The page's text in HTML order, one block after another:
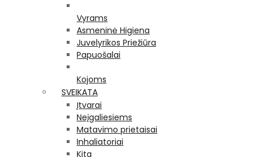
Vyrams
Asmeninė Higiena
Juvelyrikos Priežiūra
Papuošalai
Kojoms
SVEIKATA
Įtvarai
Neįgaliesiems
Matavimo prietaisai
Inhaliatoriai
Kita